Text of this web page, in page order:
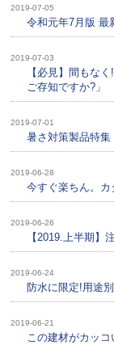
2019-07-05
令和元年7月版 最
2019-07-03
【必見】間もな
ご存知ですか?」
2019-07-01
暑さ対策製品特集
2019-06-28
今すぐ楽ちん。カ
2019-06-26
【2019.上半期】
2019-06-24
防水に限定!用途
2019-06-21
この建材がカッコ